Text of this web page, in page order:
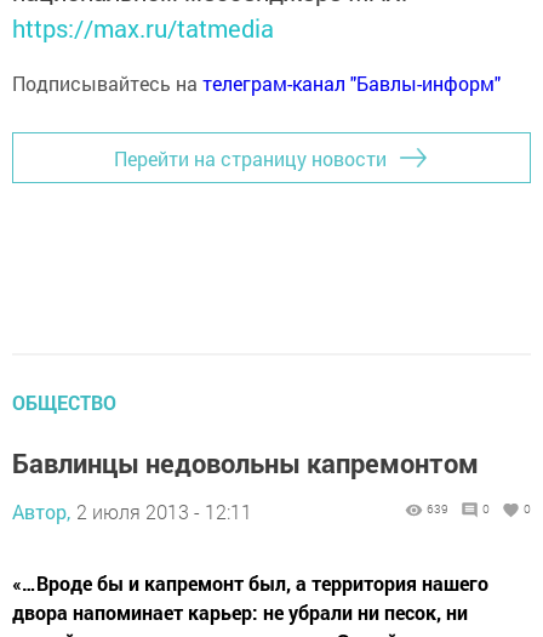
https://max.ru/tatmedia
Подписывайтесь на телеграм-канал "Бавлы-информ"
Перейти на страницу новости
ОБЩЕСТВО
Бавлинцы недовольны капремонтом
Автор, 2 июля 2013 - 12:11 639 0 0
«…Вроде бы и капремонт был, а территория нашего
двора напоминает карьер: не убрали ни песок, ни